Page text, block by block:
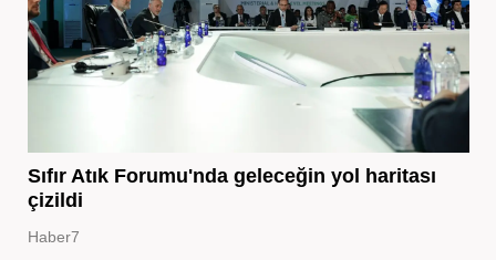
Sıfır Atık Forumu'nda geleceğin yol haritası
çizildi
Haber7